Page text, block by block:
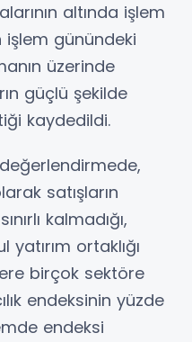
altında işlem
günündeki
üzerinde
güçlü şekilde
kaydedildi.
satışların
kalmadığı,
yatırım ortaklığı
birçok sektöre
endeksinin yüzde
endeksi